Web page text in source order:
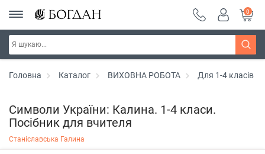
0
Головна Каталог ВИХОВНА РОБОТА Для 1-4 класів
Символи України: Калина. 1-4 класи.
Посібник для вчителя
Станіславська Галина